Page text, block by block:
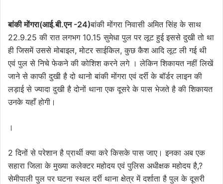
बांकी मोंगरा(आई.बी.एन -24)बांकी मोंगरा निवासी अमित सिंह के साथ
22.9.25 की रात लगभग 10.15 सुमेधा पुल पर लूट हुई इससे दुखी तो था
ही जिसमें उससे मोबाइल, मोटर साईकिल, कुछ कैश आदि लूट ली गई थी
एवं पुल से निचे फेकने की कोशिश करने लगे । लेकिन शिकायत नहीं लिखें
जाने से काफी दुखी है दो थानो बांकी मोंगरा एवं दर्री के बॉर्डर लाइन की
लड़ाई से ज्यादा दुखी है दोनों थाना एक दूसरे के पास भेजते है की शिकायत
उनके यहाँ होगी।
।
2 दिनों से परेशान है प्रार्थी क्या करे किसके पास जाए। इनका अब एक
सहारा जिला के मुख्या कलेक्टर महोदय एवं पुलिस अधीक्षक महोदय है,?
सेमीपाली पुल पर घटना स्थल दर्री थाना क्षेत्र में दर्शाता है पुल के दूसरी